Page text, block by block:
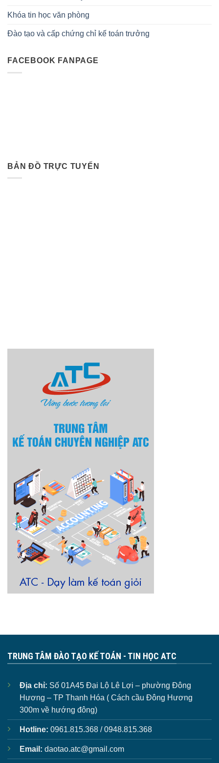
Khóa tin học văn phòng
Đào tạo và cấp chứng chỉ kế toán trưởng
FACEBOOK FANPAGE
BẢN ĐỒ TRỰC TUYẾN
TRUNG TÂM ĐÀO TẠO KẾ TOÁN - TIN HỌC ATC
Địa chỉ: Số 01A45 Đại Lộ Lê Lợi – phường Đông
Hương – TP Thanh Hóa ( Cách cầu Đông Hương
300m về hướng đông)
Hotline: 0961.815.368 / 0948.815.368
Email: daotao.atc@gmail.com